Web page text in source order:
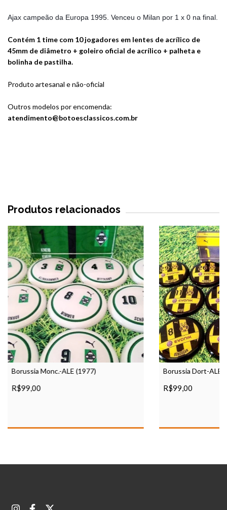
Ajax campeão da Europa 1995. Venceu o Milan por 1 x 0 na final.
Contém 1 time com 10 jogadores em lentes de acrílico de
45mm de diâmetro + goleiro oficial de acrílico + palheta e
bolinha de pastilha.
Produto artesanal e não-oficial
Outros modelos por encomenda:
atendimento@botoesclassicos.com.br
Produtos relacionados
Borussia Monc.-ALE (1977)
R$99,00
Borussia Dort-ALE
R$99,00